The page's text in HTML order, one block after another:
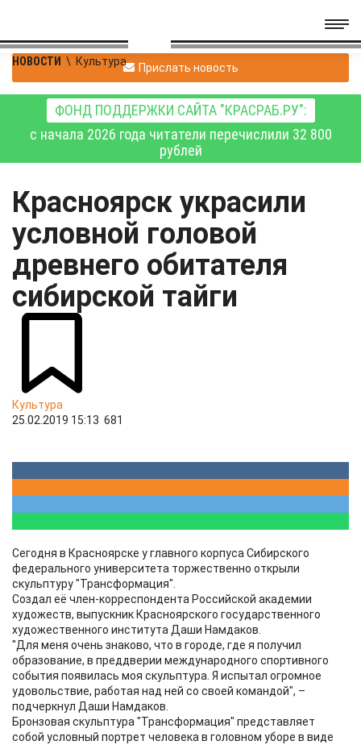
НОВОСТИ \ Культура Прислать новость
ФОНД ПОДДЕРЖКИ САЙТА "КРАСРАБ.РУ":
с начала 2026 года читатели перечислили 32 800
рублей
Красноярск украсили
условной головой
древнего обитателя
сибирской тайги
Культура
25.02.2019 15:13 681
Сегодня в Красноярске у главного корпуса Сибирского
федерального университета торжественно открыли
скульптуру "Трансформация".
Создал её член-корреспондента Российской академии
художеств, выпускник Красноярского государственного
художественного института Даши Намдаков.
"Для меня очень знаково, что в городе, где я получил
образование, в преддверии международного спортивного
события появилась моя скульптура. Я испытал огромное
удовольствие, работая над ней со своей командой", –
подчеркнул Даши Намдаков.
Бронзовая скульптура "Трансформация" представляет
собой условный портрет человека в головном уборе в виде